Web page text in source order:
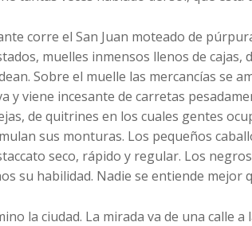
corre el San Juan moteado de
muelles inmensos llenos de cajas,
Sobre el muelle las mercancías se
y viene incesante de carretas
de quitrines en los cuales gentes
sus monturas. Los pequeños
seco, rápido y regular. Los
su habilidad. Nadie se entiende
la ciudad. La mirada va de una calle